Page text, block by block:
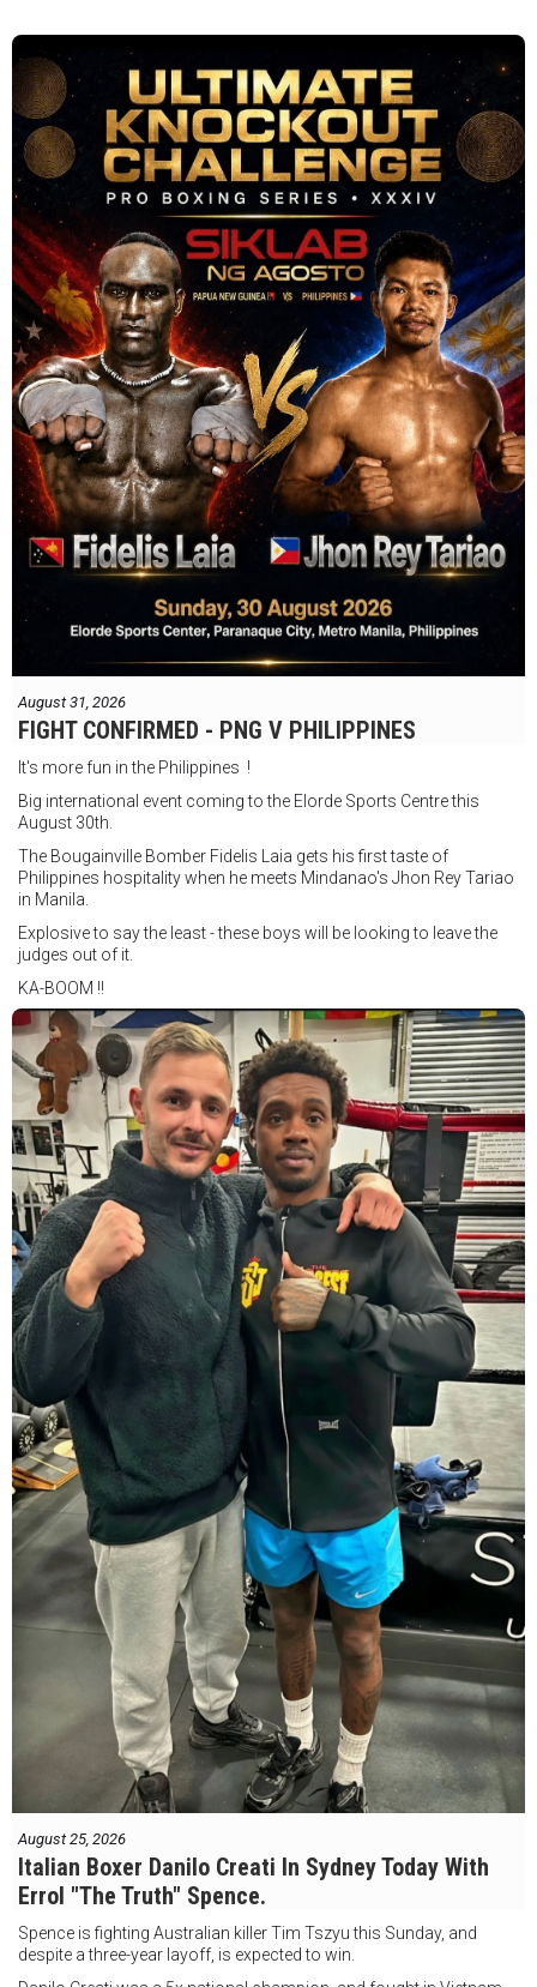
August 31, 2026
FIGHT CONFIRMED - PNG V PHILIPPINES
It's more fun in the Philippines !
Big international event coming to the Elorde Sports Centre this
August 30th.
The Bougainville Bomber Fidelis Laia gets his first taste of
Philippines hospitality when he meets Mindanao's Jhon Rey Tariao
in Manila.
Explosive to say the least - these boys will be looking to leave the
judges out of it.
KA-BOOM !!
August 25, 2026
Italian Boxer Danilo Creati In Sydney Today With
Errol "The Truth" Spence.
Spence is fighting Australian killer Tim Tszyu this Sunday, and
despite a three-year layoff, is expected to win.